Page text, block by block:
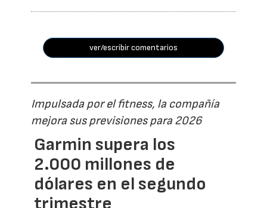
ver/escribir comentarios
Impulsada por el fitness, la compañía
mejora sus previsiones para 2026
Garmin supera los
2.000 millones de
dólares en el segundo